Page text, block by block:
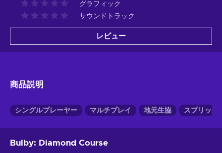
グラフィック
サウンドトラック
レビュー
商品説明
シングルプレーヤー マルチプレイ 地元生協 スプリット
Bulby: Diamond Course